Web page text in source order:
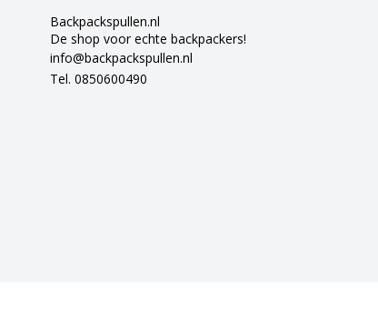
Backpackspullen.nl
De shop voor echte backpackers!
info@backpackspullen.nl
Tel. 0850600490